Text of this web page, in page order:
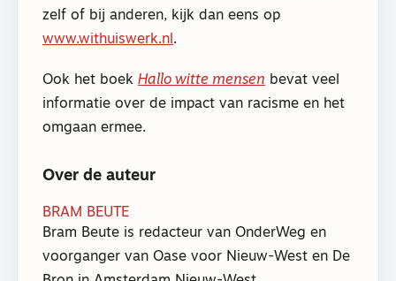
zelf of bij anderen, kijk dan eens op
www.withuiswerk.nl .
Ook het boek Hallo witte mensen bevat veel
informatie over de impact van racisme en het
omgaan ermee.
Over de auteur
BRAM BEUTE
Bram Beute is redacteur van OnderWeg en
voorganger van Oase voor Nieuw-West en De